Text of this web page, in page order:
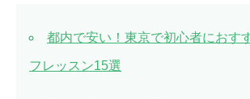
都内で安い！東京で初心者におす
フレッスン15選